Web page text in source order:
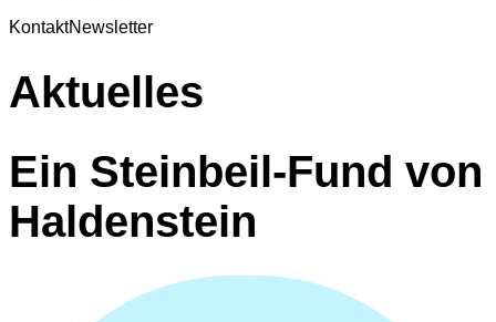
KontaktNewsletter
Aktuelles
Ein Steinbeil-Fund von
Haldenstein